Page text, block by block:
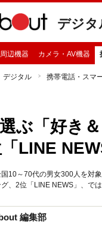
デジタ
辺機器 カメラ・AV機器
デジタル 携帯電話・スマ
ぶ「好き
LINE
10～70代の男女300人を対
、2位「LINE NEWS」、で
編集部